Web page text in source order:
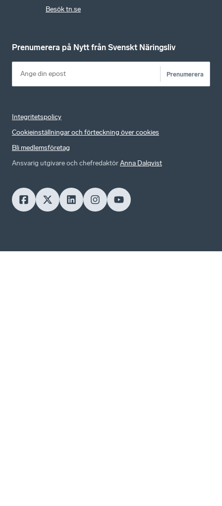
Besök tn.se
Prenumerera på Nytt från Svenskt Näringsliv
Prenumerera
Integritetspolicy
Cookieinställningar och förteckning över cookies
Bli medlemsföretag
Ansvarig utgivare och chefredaktörAnna Dalqvist